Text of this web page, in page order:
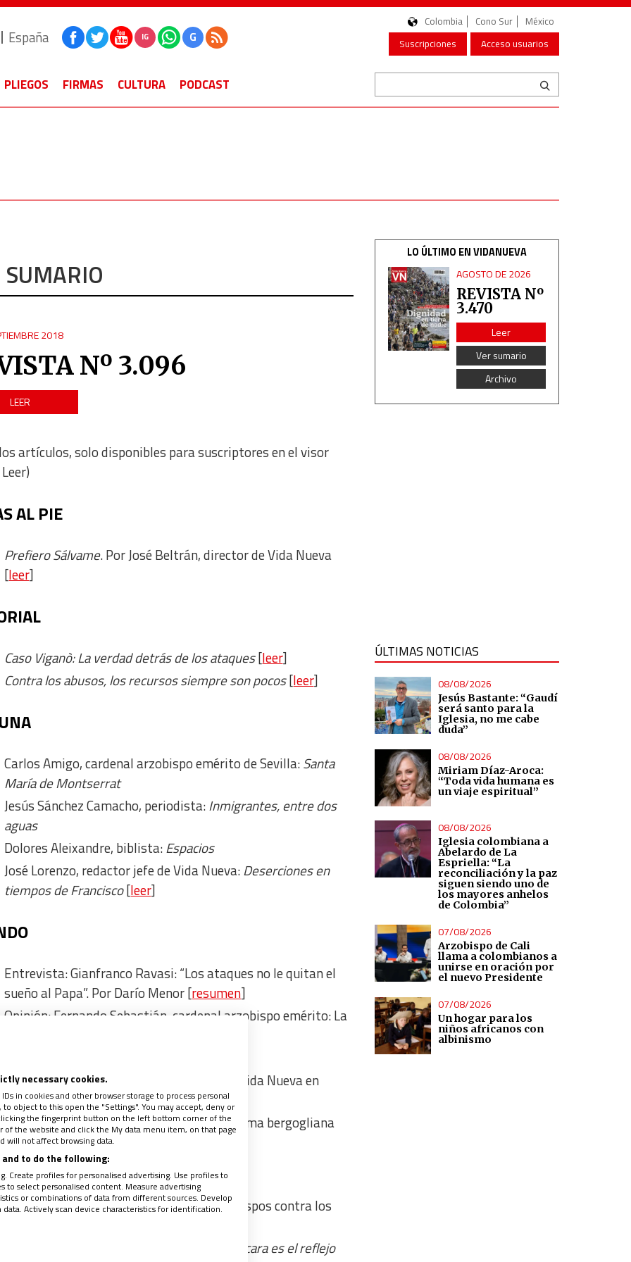
España IG G
Colombia Cono Sur
México
Suscripciones
Acceso usuarios
PLIEGOS FIRMAS CULTURA PODCAST
SUMARIO
2018
Nº 3.096
LEER
artículos, solo disponibles para suscriptores en el visor
AL PIE
Prefiero Sálvame. Por José Beltrán, director de Vida Nueva
[leer]
Caso Viganò: La verdad detrás de los ataques[leer]
Contra los abusos, los recursos siempre son pocos[leer]
Carlos Amigo, cardenal arzobispo emérito de Sevilla:Santa
María de Montserrat
Jesús Sánchez Camacho, periodista:Inmigrantes, entre dos
aguas
Dolores Aleixandre, biblista:Espacios
José Lorenzo, redactor jefe de Vida Nueva:Deserciones en
tiempos de Francisco[leer]
Entrevista: Gianfranco Ravasi: “Los ataques no le quitan el
sueño al Papa”. Por Darío Menor [resumen]
Opinión: Fernando Sebastián, cardenal arzobispo emérito: La
Análisis: Antonio Pelayo, corresponsal de Vida Nueva en
Roma: El lobby que azuzó a Viganò
Sacristía ‘made in USA’ para frenar la reforma bergogliana
EN ESPAÑA
En el Vaticano piden “más fuerzo” a los obispos contra los
Dicen que la cara es el reflejo
LO ÚLTIMO EN VIDANUEVA
AGOSTO DE 2026
REVISTA Nº
3.470
Leer
Ver sumario
Archivo
ÚLTIMAS NOTICIAS
08/08/2026
Jesús Bastante: “Gaudí
será santo para la
Iglesia, no me cabe
duda”
08/08/2026
Miriam Díaz-Aroca:
“Toda vida humana es
un viaje espiritual”
08/08/2026
Iglesia colombiana a
Abelardo de La
Espriella: “La
reconciliación y la paz
siguen siendo uno de
los mayores anhelos
de Colombia”
07/08/2026
Arzobispo de Cali
llama a colombianos a
unirse en oración por
el nuevo Presidente
07/08/2026
Un hogar para los
niños africanos con
albinismo
necessary cookies.
in cookies and other browser storage to process personal
object to this open the "Settings". You may accept, deny or
the fingerprint button on the left bottom corner of the
the website and click the My data menu item, on that page
will not affect browsing data.
to do the following:
Create profiles for personalised advertising. Use profiles to
to select personalised content. Measure advertising
or combinations of data from different sources. Develop
Actively scan device characteristics for identification.